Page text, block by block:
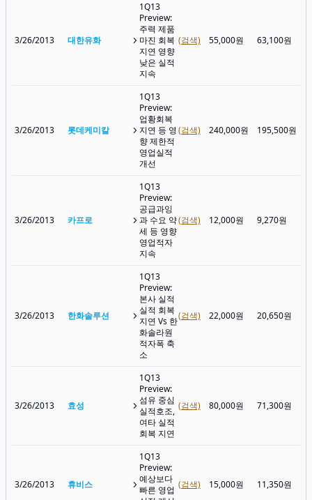
3/26/2013 대한유화
1Q13
Preview:
주력 제품
마진 회복
지연 영향
낮은 실적
지속
(검색) 55,000원 63,100원
3/26/2013 롯데케미칼
1Q13
Preview:
업황회복
지연 등 영
향 제한적
영업실적
개선
(검색) 240,000원 195,500원
3/26/2013 카프로
1Q13
Preview:
공급과잉
과 수요 약
세 등 영향
영업적자
지속
(검색) 12,000원 9,270원
3/26/2013 한화솔루션
1Q13
Preview:
본사 실적
실적 회복
지연 Vs 한
화솔라원
적자폭 축
소
(검색) 22,000원 20,650원
3/26/2013 효성
1Q13
Preview:
섬유 중심
실적호조,
여타 실적
회복 지연
(검색) 80,000원 71,300원
3/26/2013 휴비스
1Q13
Preview:
예상보다
빠른 영업 (검색) 15,000원 11,350원